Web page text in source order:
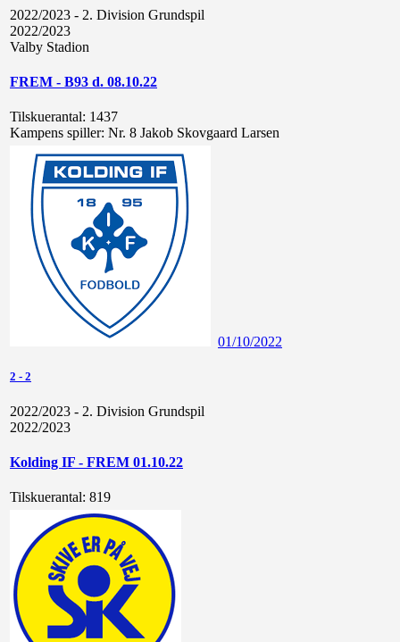
2022/2023 - 2. Division Grundspil
2022/2023
Valby Stadion
FREM - B93 d. 08.10.22
Tilskuerantal: 1437
Kampens spiller: Nr. 8 Jakob Skovgaard Larsen
01/10/2022
2 - 2
2022/2023 - 2. Division Grundspil
2022/2023
Kolding IF - FREM 01.10.22
Tilskuerantal: 819